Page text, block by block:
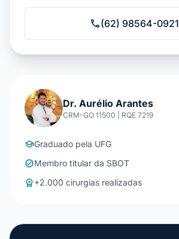
phone(62) 98564-0921
Dr. Aurélio Arantes
CRM-GO 11500 | RQE 7219
schoolGraduado pela UFG
verifiedMembro titular da SBOT
workspace_premium+2.000 cirurgias realizadas